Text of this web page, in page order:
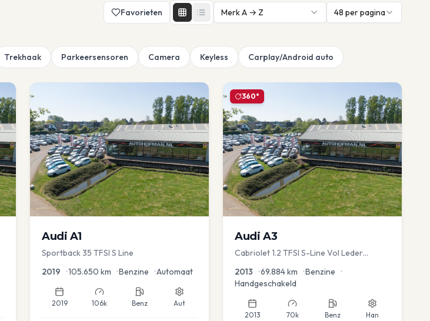
Favorieten Merk A → Z 48 per pagina
Trekhaak Parkeersensoren Camera Keyless Carplay/Android auto
Audi A1
Sportback 35 TFSI S Line
2019 •105.650 km •Benzine •Automaat
2019 106k Benz Aut
360°
Audi A3
Cabriolet 1.2 TFSI S-Line Vol Leder
2013 •69.884km •Benzine •
Handgeschakeld
2013 70k Benz Han